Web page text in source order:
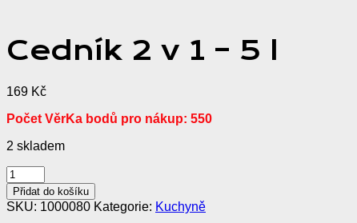
Cedník 2 v 1 – 5 l
169 Kč
Počet VěrKa bodů pro nákup: 550
2 skladem
Cedník
2
v
1
Přidat do košíku
SKU: 1000080 Kategorie: Kuchyně